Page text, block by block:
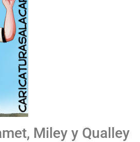
Miley y Qualley